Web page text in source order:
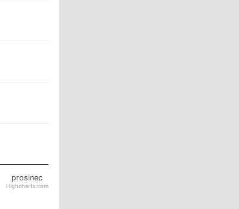
prosinec
Highcharts.com